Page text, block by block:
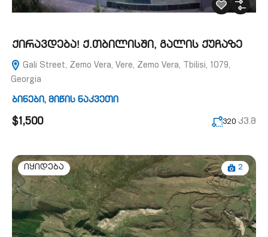
ქირავდება! ქ.თბილისში, გალის ქუჩაზე
Gali Street, Zemo Vera, Vere, Zemo Vera, Tbilisi, 1079,
Georgia
ბინები, მიწის ნაკვეთი
$1,500 320 კვ.მ
იყიდება 2